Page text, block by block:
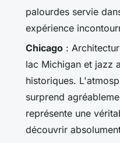
palourdes servie
expérience
Chicago :
lac Michigan et jazz
historiques.
surprend
représente une
découvrir